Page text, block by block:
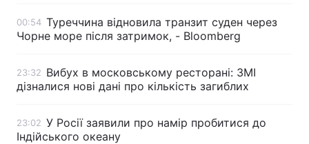
00:54 Туреччина відновила транзит суден через
Чорне море після затримок, - Bloomberg
23:32 Вибух в московському ресторані: ЗМІ
дізналися нові дані про кількість загиблих
23:02 У Росії заявили про намір пробитися до
Індійського океану